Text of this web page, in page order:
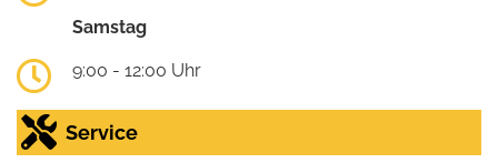
Samstag
9:00 - 12:00 Uhr
Service